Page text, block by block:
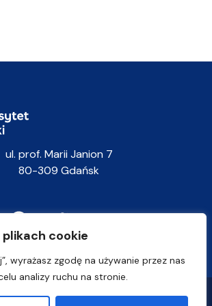
cookie
wyrażasz zgodę na używanie przez nas
analizy ruchu na stronie.
ul. prof. Marii Janion 7
80-309 Gdańsk
Polityka prywatności